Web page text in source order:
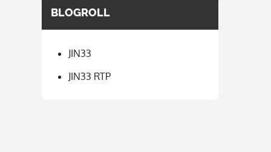
BLOGROLL
JIN33
JIN33 RTP